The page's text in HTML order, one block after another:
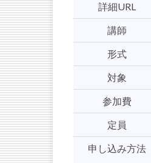
詳細URL
講師
形式
対象
参加費
定員
申し込み方法